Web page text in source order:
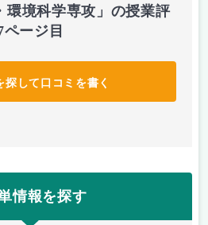
環境科学専攻」の授業評
ージ目
探して口コミを書く
情報を探す